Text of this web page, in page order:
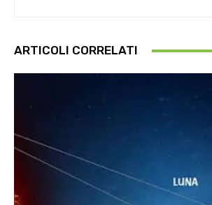
ARTICOLI CORRELATI